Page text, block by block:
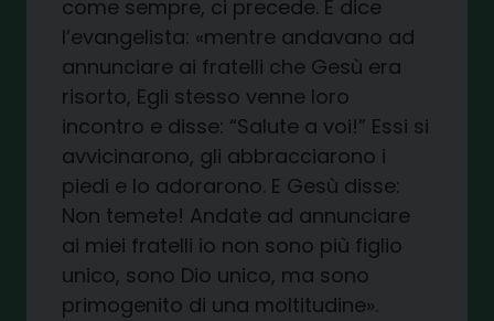
come sempre, ci precede. E dice
l’evangelista: «mentre andavano ad
annunciare ai fratelli che Gesù era
risorto, Egli stesso venne loro
incontro e disse: “Salute a voi!” Essi si
avvicinarono, gli abbracciarono i
piedi e lo adorarono. E Gesù disse:
Non temete! Andate ad annunciare
ai miei fratelli io non sono più figlio
unico, sono Dio unico, ma sono
primogenito di una moltitudine».